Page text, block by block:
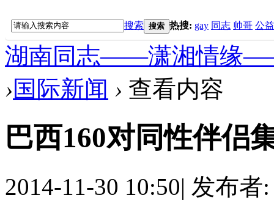
搜索 搜索 热搜: gay 同志 帅哥 公益
湖南同志——潇湘情缘
›国际新闻 › 查看内容
巴西160对同性伴侣
2014-11-30 10:50| 发布者